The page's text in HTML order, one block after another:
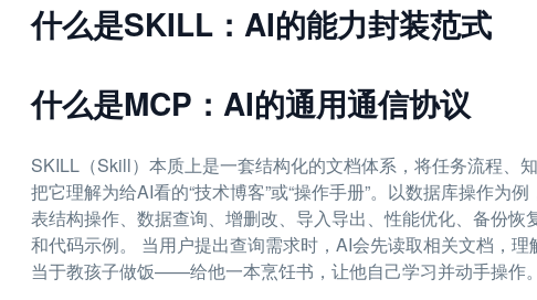
什么是SKILL：AI的能力封装范式
什么是MCP：AI的通用通信协议
SKILL（Skill）本质上是一套结构化的文档体系，将任务流程、
把它理解为给AI看的“技术博客”或“操作手册”。以数据库操作为
表结构操作、数据查询、增删改、导入导出、性能优化、备份
和代码示例。 当用户提出查询需求时，AI会先读取相关文档，
当于教孩子做饭——给他一本烹饪书，让他自己学习并动手操作。